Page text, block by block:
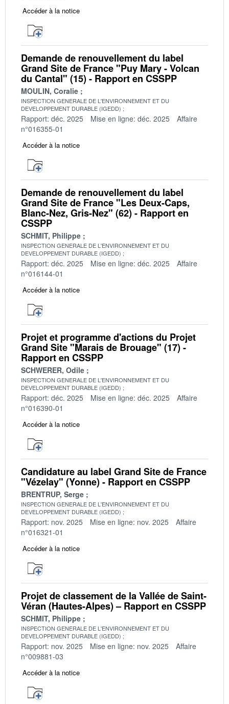
Accéder à la notice
Demande de renouvellement du label
Grand Site de France "Puy Mary - Volcan
du Cantal" (15) - Rapport en CSSPP
MOULIN, Coralie
INSPECTION GENERALE DE L'ENVIRONNEMENT ET DU
DEVELOPPEMENT DURABLE (IGEDD)
Rapport: déc. 2025 Mise en ligne: déc. 2025
Affaire
n°016355-01
Accéder à la notice
Demande de renouvellement du label
Grand Site de France "Les Deux-Caps,
Blanc-Nez, Gris-Nez" (62) - Rapport en
CSSPP
SCHMIT, Philippe
INSPECTION GENERALE DE L'ENVIRONNEMENT ET DU
DEVELOPPEMENT DURABLE (IGEDD)
Rapport: déc. 2025 Mise en ligne: déc. 2025
Affaire
n°016144-01
Accéder à la notice
Projet et programme d'actions du Projet
Grand Site "Marais de Brouage" (17) -
Rapport en CSSPP
SCHWERER, Odile
INSPECTION GENERALE DE L'ENVIRONNEMENT ET DU
DEVELOPPEMENT DURABLE (IGEDD)
Rapport: déc. 2025 Mise en ligne: déc. 2025
Affaire
n°016390-01
Accéder à la notice
Candidature au label Grand Site de France
"Vézelay" (Yonne) - Rapport en CSSPP
BRENTRUP, Serge
INSPECTION GENERALE DE L'ENVIRONNEMENT ET DU
DEVELOPPEMENT DURABLE (IGEDD)
Rapport: nov. 2025 Mise en ligne: nov. 2025
Affaire
n°016321-01
Accéder à la notice
Projet de classement de la Vallée de Saint-
Véran (Hautes-Alpes) – Rapport en CSSPP
SCHMIT, Philippe
INSPECTION GENERALE DE L'ENVIRONNEMENT ET DU
DEVELOPPEMENT DURABLE (IGEDD)
Rapport: nov. 2025 Mise en ligne: nov. 2025
Affaire
n°009881-03
Accéder à la notice